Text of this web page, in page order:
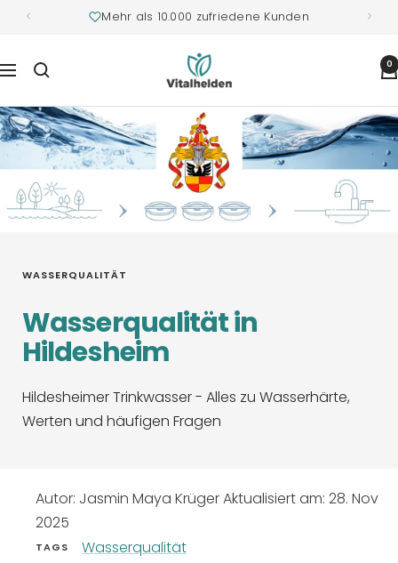
Mehr als 10.000 zufriedene Kunden
Navigation
Vitalhelden.de 0
WASSERQUALITÄT
Wasserqualität in
Hildesheim
Hildesheimer Trinkwasser - Alles zu Wasserhärte,
Werten und häufigen Fragen
Autor: Jasmin Maya KrügerAktualisiert am: 28. Nov
2025
TAGS Wasserqualität